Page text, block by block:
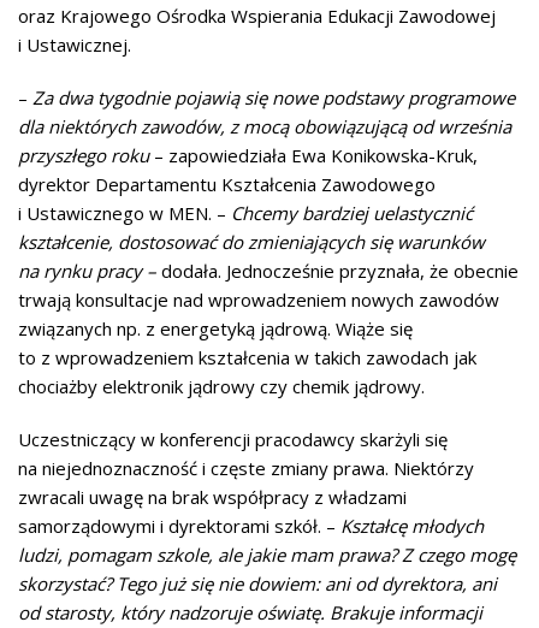
oraz Krajowego Ośrodka Wspierania Edukacji Zawodowej
i Ustawicznej.
– Za dwa tygodnie pojawią się nowe podstawy programowe
dla niektórych zawodów, z mocą obowiązującą od września
przyszłego roku– zapowiedziała Ewa Konikowska-Kruk,
dyrektor Departamentu Kształcenia Zawodowego
i Ustawicznego w MEN. – Chcemy bardziej uelastycznić
kształcenie, dostosować do zmieniających się warunków
na rynku pracy – dodała. Jednocześnie przyznała, że obecnie
trwają konsultacje nad wprowadzeniem nowych zawodów
związanych np. z energetyką jądrową. Wiąże się
to z wprowadzeniem kształcenia w takich zawodach jak
chociażby elektronik jądrowy czy chemik jądrowy.
Uczestniczący w konferencji pracodawcy skarżyli się
na niejednoznaczność i częste zmiany prawa. Niektórzy
zwracali uwagę na brak współpracy z władzami
samorządowymi i dyrektorami szkół. – Kształcę młodych
ludzi, pomagam szkole, ale jakie mam prawa? Z czego mogę
skorzystać? Tego już się nie dowiem: ani od dyrektora, ani
od starosty, który nadzoruje oświatę. Brakuje informacji